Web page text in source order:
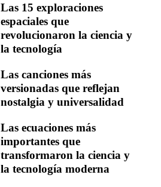
Las 15 exploraciones
espaciales que
revolucionaron la ciencia y
la tecnología
Las canciones más
versionadas que reflejan
nostalgia y universalidad
Las ecuaciones más
importantes que
transformaron la ciencia y
la tecnología moderna